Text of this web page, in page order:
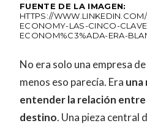
FUENTE DE LA IMAGEN:
HTTPS://
ECONOMY-LAS-CINCO-
ECONOM%C3%ADA-ERA-
No era solo una empresa
menos eso parecía. Era una
entender la relación
destino. Una pieza central